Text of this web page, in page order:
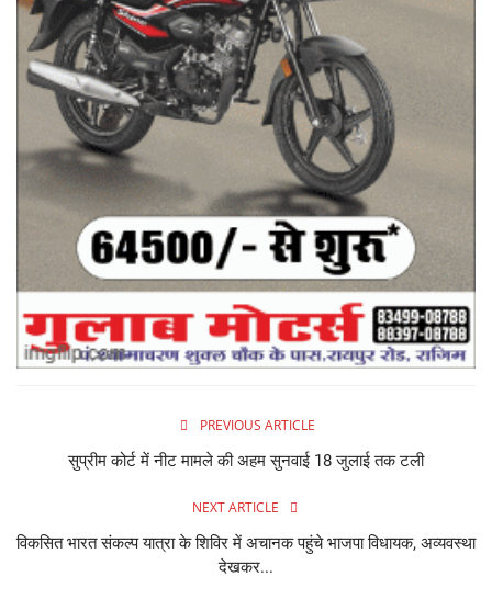
PREVIOUS ARTICLE
सुप्रीम कोर्ट में नीट मामले की अहम सुनवाई 18 जुलाई तक टली
NEXT ARTICLE
विकसित भारत संकल्प यात्रा के शिविर में अचानक पहुंचे भाजपा विधायक, अव्यवस्था
देखकर...